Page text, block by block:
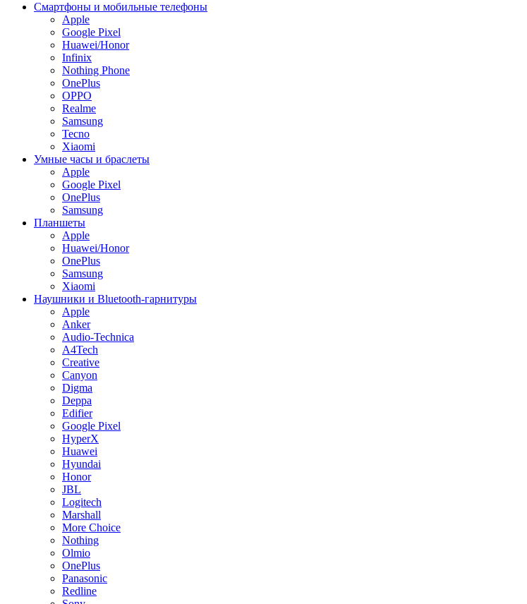
Смартфоны и мобильные телефоны
Apple
Google Pixel
Huawei/Honor
Infinix
Nothing Phone
OnePlus
OPPO
Realme
Samsung
Tecno
Xiaomi
Умные часы и браслеты
Apple
Google Pixel
OnePlus
Samsung
Планшеты
Apple
Huawei/Honor
OnePlus
Samsung
Xiaomi
Наушники и Bluetooth-гарнитуры
Apple
Anker
Audio-Technica
A4Tech
Creative
Canyon
Digma
Deppa
Edifier
Google Pixel
HyperX
Huawei
Hyundai
Honor
JBL
Logitech
Marshall
More Choice
Nothing
Olmio
OnePlus
Panasonic
Redline